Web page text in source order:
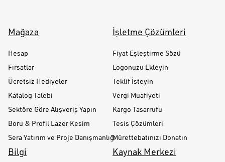
Mağaza
Hesap
Fırsatlar
Ücretsiz Hediyeler
Katalog Talebi
Sektöre Göre Alışveriş Yapın
Boru & Profil Lazer Kesim
Sera Yatırım ve Proje Danışmanlığı
İşletme Çözümleri
Fiyat Eşleştirme Sözü
Logonuzu Ekleyin
Teklif İsteyin
Vergi Muafiyeti
Kargo Tasarrufu
Tesis Çözümleri
Mürettebatınızı Donatın
Bilgi Kaynak Merkezi